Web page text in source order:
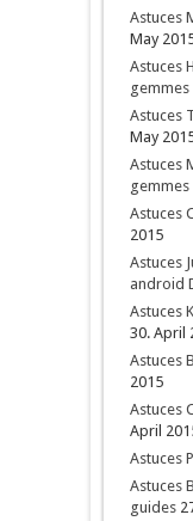
Astuces
May
Astuces
gemmes
Astuces
May
Astuces
gemmes
Astuces
2015
Astuces
android
Astuces
30. April
Astuces
2015
Astuces
April
Astuces
Astuces
guides